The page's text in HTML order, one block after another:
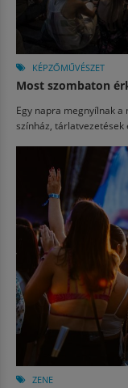
KÉPZŐMŰVÉSZET
Most szombaton
Egy napra megnyílnak
színház, tárlatvezetések
ZENE